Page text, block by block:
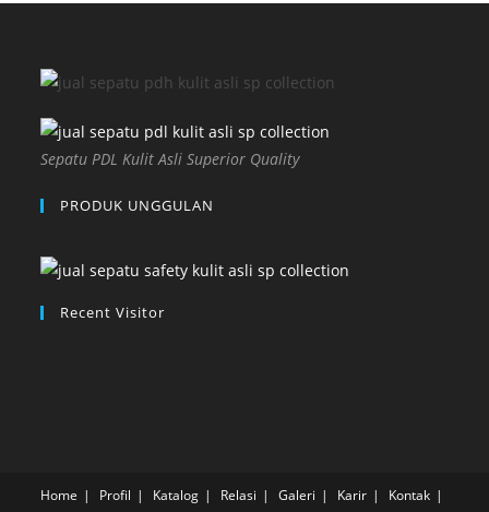
Sepatu PDL Kulit Asli Superior Quality
PRODUK UNGGULAN
Recent Visitor
Home Profil Katalog Relasi Galeri Karir
Kontak